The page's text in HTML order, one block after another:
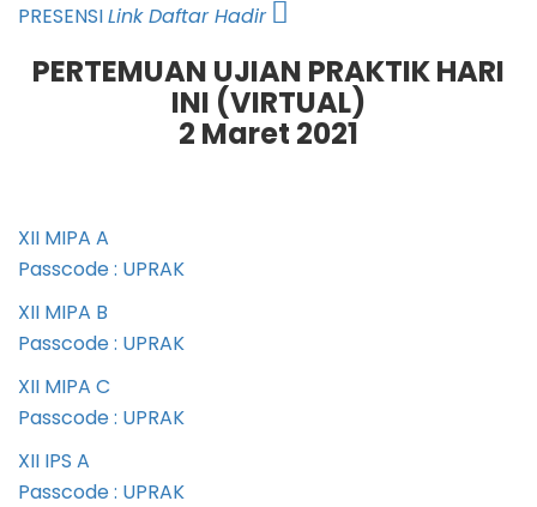
PRESENSILink Daftar Hadir
PERTEMUAN UJIAN PRAKTIK HARI
INI (VIRTUAL)
2 Maret 2021
XII MIPA A
Passcode : UPRAK
XII MIPA B
Passcode : UPRAK
XII MIPA C
Passcode : UPRAK
XII IPS A
Passcode : UPRAK